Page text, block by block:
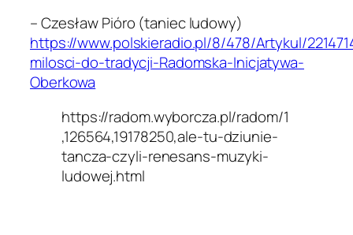
– Czesław Pióro (taniec ludowy)
https://www.polskieradio.pl/8/478/Artykul/
milosci-do-tradycji-Radomska-Inicjatywa-
Oberkowa
https://radom.wyborcza.pl/radom/1
,126564,19178250,ale-tu-dziunie-
tancza-czyli-renesans-muzyki-
ludowej.html